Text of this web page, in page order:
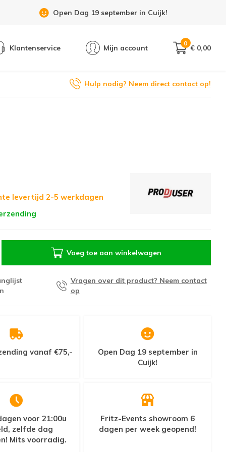
Open Dag 19 september in Cuijk!
Klantenservice Mijn account
0
€ 0,00
Hulp nodig? Neem direct contact op!
levertijd 2-5 werkdagen
Voeg toe aan winkelwagen
Vragen over dit product? Neem contact
op
vanaf €75,-
Open Dag 19 september in
Cuijk!
voor 21:00u
zelfde dag
Mits voorradig.
Fritz-Events showroom 6
dagen per week geopend!